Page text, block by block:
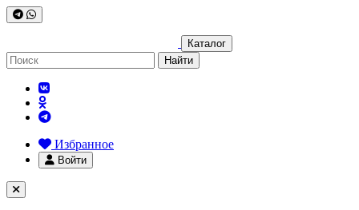
Каталог
Найти
Избранное
Войти